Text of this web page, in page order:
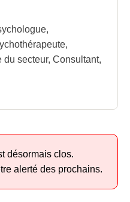
secteur, Consultant,
désormais clos.
alerté des prochains.